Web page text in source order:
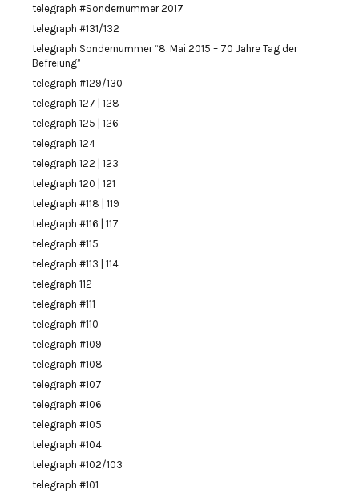
telegraph #Sondernummer 2017
telegraph #131/132
telegraph Sondernummer “8. Mai 2015 – 70 Jahre Tag der
Befreiung”
telegraph #129/130
telegraph 127 | 128
telegraph 125 | 126
telegraph 124
telegraph 122 | 123
telegraph 120 | 121
telegraph #118 | 119
telegraph #116 | 117
telegraph #115
telegraph #113 | 114
telegraph 112
telegraph #111
telegraph #110
telegraph #109
telegraph #108
telegraph #107
telegraph #106
telegraph #105
telegraph #104
telegraph #102/103
telegraph #101